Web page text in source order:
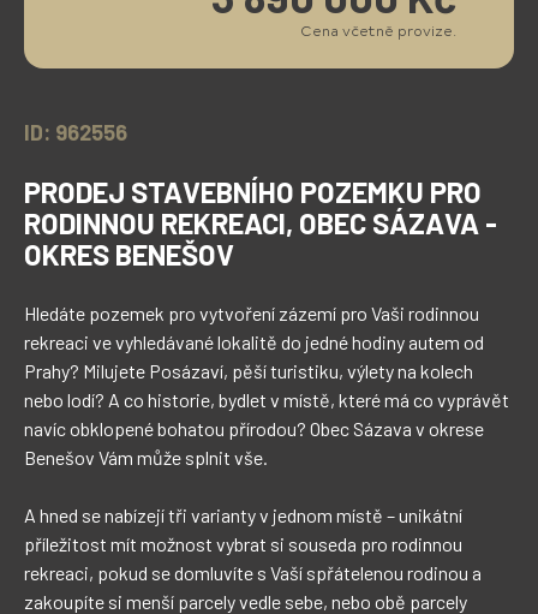
Cena včetně provize.
ID: 962556
PRODEJ STAVEBNÍHO POZEMKU PRO
RODINNOU REKREACI, OBEC SÁZAVA -
OKRES BENEŠOV
Hledáte pozemek pro vytvoření zázemí pro Vaši rodinnou
rekreaci ve vyhledávané lokalitě do jedné hodiny autem od
Prahy? Milujete Posázaví, pěší turistiku, výlety na kolech
nebo lodí? A co historie, bydlet v místě, které má co vyprávět
navíc obklopené bohatou přírodou? Obec Sázava v okrese
Benešov Vám může splnit vše.
A hned se nabízejí tři varianty v jednom místě – unikátní
příležitost mít možnost vybrat si souseda pro rodinnou
rekreaci, pokud se domluvíte s Vaší spřátelenou rodinou a
zakoupíte si menší parcely vedle sebe, nebo obě parcely